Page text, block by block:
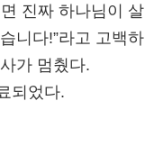
진짜 하나님이 살
니다!”라고 고백하
가 멈췄다.
되었다.